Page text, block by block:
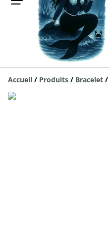
Accueil / Produits / Bracelet /